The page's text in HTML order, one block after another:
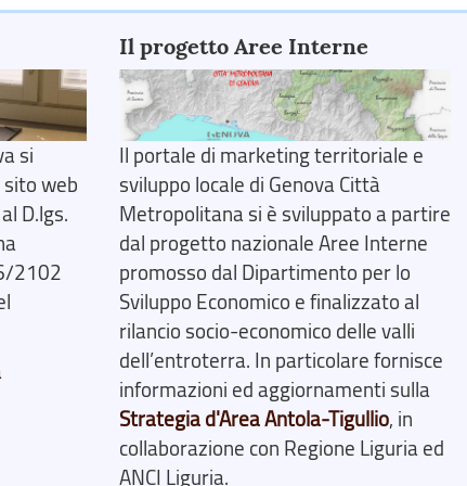
si
web
D.lgs.
2102
Il progetto Aree Interne
Il portale di marketing territoriale e
sviluppo locale di Genova Città
Metropolitana si è sviluppato a partire
dal progetto nazionale Aree Interne
promosso dal Dipartimento per lo
Sviluppo Economico e finalizzato al
rilancio socio-economico delle valli
dell’entroterra. In particolare fornisce
informazioni ed aggiornamenti sulla
Strategia d'Area Antola-Tigullio, in
collaborazione con Regione Liguria ed
ANCI Liguria.